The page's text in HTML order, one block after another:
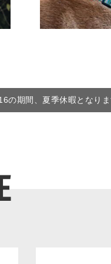
の期間、夏季休暇となり